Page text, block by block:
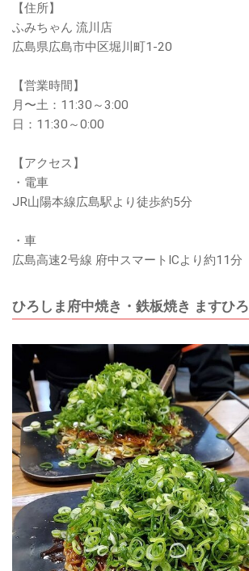
【住所】
ふみちゃん 流川店
広島県広島市中区堀川町1-20
【営業時間】
月〜土：11:30～3:00
日：11:30～0:00
【アクセス】
・電車
JR山陽本線広島駅より徒歩約5分
・車
広島高速2号線 府中スマートICより約11分
ひろしま府中焼き・鉄板焼き ますひろ